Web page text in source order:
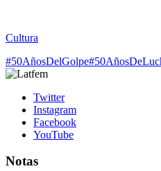
Cultura
#50AñosDelGolpe
Twitter
Instagram
Facebook
YouTube
Notas